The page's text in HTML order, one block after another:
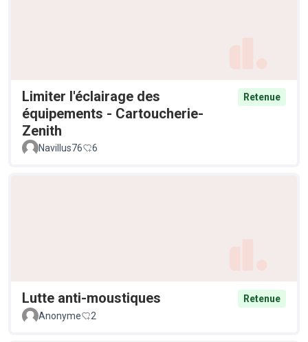
Limiter l'éclairage des
équipements - Cartoucherie-
Zenith
Retenue
Navillus76 6
Lutte anti-moustiques
Retenue
Anonyme
2